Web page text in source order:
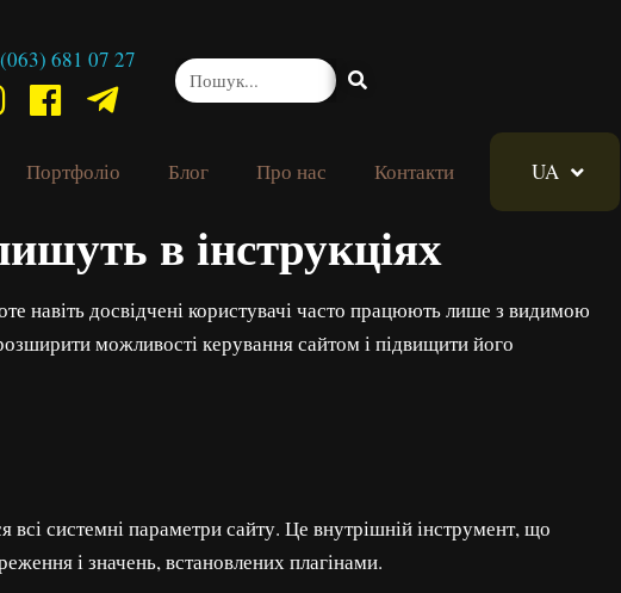
681 07 27
Портфоліо Блог Про нас Контакти UA
в інструкціях
навіть досвідчені користувачі часто працюють лише з видимою
можливості керування сайтом і підвищити його
всі системні параметри сайту. Це внутрішній інструмент, що
і значень, встановлених плагінами.